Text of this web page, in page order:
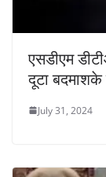
एसडीएम
दूटा
July 31, 2024